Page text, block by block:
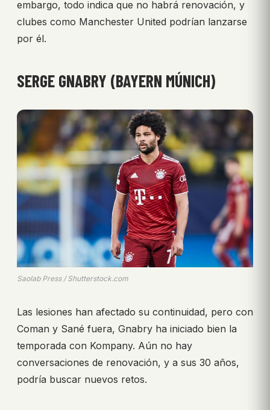
embargo, todo indica que no habrá renovación, y
clubes como Manchester United podrían lanzarse
por él.
SERGE GNABRY (BAYERN MÚNICH)
Saolab Press / Shutterstock.com
Las lesiones han afectado su continuidad, pero con
Coman y Sané fuera, Gnabry ha iniciado bien la
temporada con Kompany. Aún no hay
conversaciones de renovación, y a sus 30 años,
podría buscar nuevos retos.